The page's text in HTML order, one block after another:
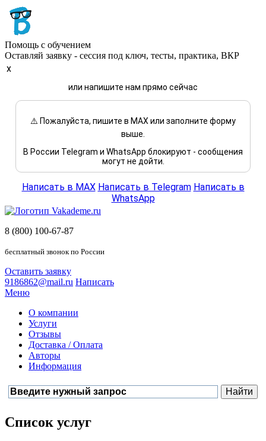
Помощь с обучением
Оставляй заявку - сессия под ключ, тесты, практика, ВКР
x
или напишите нам прямо сейчас
⚠️ Пожалуйста, пишите в MAX или заполните форму
выше.
В России Telegram и WhatsApp блокируют - сообщения
могут не дойти.
Написать в MAX Написать в Telegram Написать в
WhatsApp
8 (800) 100-67-87
бесплатный звонок по России
Оставить заявку
9186862@mail.ru Написать
Меню
О компании
Услуги
Отзывы
Доставка / Оплата
Авторы
Информация
Список услуг